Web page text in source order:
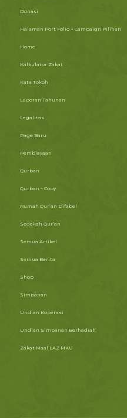
Donasi
Halaman Port Folio + Campaign Pilihan
Home
Kalkulator Zakat
Kata Tokoh
Laporan Tahunan
Legalitas
Page Baru
Pembiayaan
Qurban
Qurban – Copy
Rumah Qur’an Difabel
Sedekah Qur’an
Semua Artikel
Semua Berita
Shop
Simpanan
Undian Koperasi
Undian Simpanan Berhadiah
Zakat Maal LAZ MKU